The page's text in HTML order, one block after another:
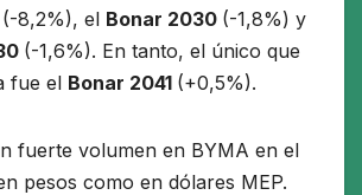
(-8,2%), el Bonar 2030 (-1,8%) y
(-1,6%). En tanto, el único que
fue el Bonar 2041 (+0,5%).
fuerte volumen en BYMA en el
pesos como en dólares MEP.